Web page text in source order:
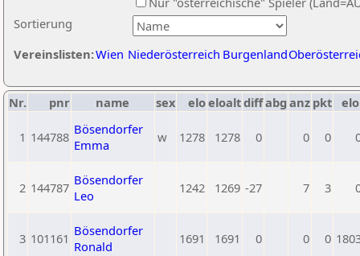
Sortierung
Vereinslisten:Wien Niederösterreich Burgenland
Nr. pnr name sex eloeloaltdiffabg anz pkt
1 144788 Bösendorfer
Emma
w 1278 1278 0 0 0
2 144787 Bösendorfer
Leo
1242 1269 -27 7 3
3 101161 Bösendorfer
Ronald
1691 1691 0 0 0